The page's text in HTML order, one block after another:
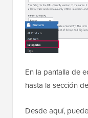
En la pantalla de
hasta la sección
Desde aquí,